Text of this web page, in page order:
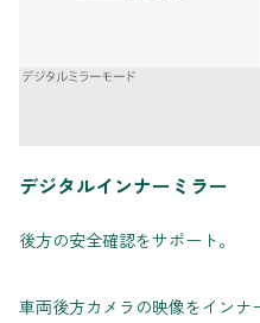
デジタルインナーミラー
後方の安全確認をサポート。
車両後方カメラの映像をイン